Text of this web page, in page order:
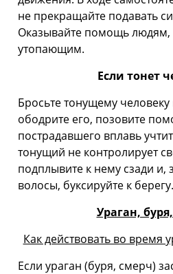
не прекращайте подавать
Оказывайте помощь
утопающим.
Если тонет
Бросьте тонущему
ободрите его, позовите
пострадавшего вплавь
тонущий не контролирует
подплывите к нему сзади и,
волосы, буксируйте к берегу.
Ураган,
Как действовать во время
Если ураган (буря, смерч)